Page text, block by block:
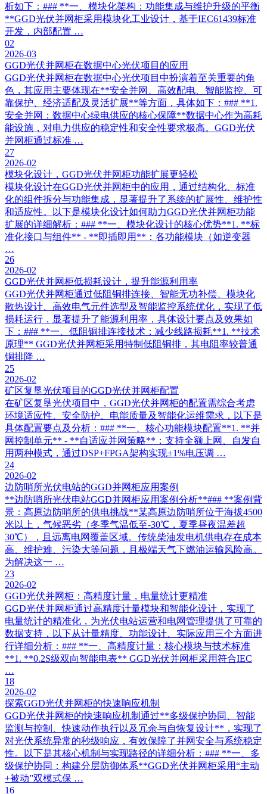
析如下：### **一、模块化架构：功能集成与维护升级的平衡
**GGD光伏并网柜采用模块化工业设计，基于IEC61439标准
开发，内部配置 …
02
2026-03
GGD光伏并网柜在数据中心光伏项目的应用
GGD光伏并网柜在数据中心光伏项目中扮演着至关重要的角
色，其应用主要体现在**安全并网、高效配电、智能监控、可
靠保护、经济适配及灵活扩展**等方面，具体如下：### **1.
安全并网：数据中心绿电供应的核心保障**数据中心作为高耗
能设施，对电力供应的稳定性和安全性要求极高。GGD光伏
并网柜通过标准 …
27
2026-02
模块化设计，GGD光伏并网柜功能扩展更轻松
模块化设计在GGD光伏并网柜中的应用，通过结构化、标准
化的组件拆分与功能集成，显著提升了系统的扩展性、维护性
和适应性。以下是模块化设计如何助力GGD光伏并网柜功能
扩展的详细解析：### **一、模块化设计的核心优势**1. **标
准化接口与组件** - **即插即用**：各功能模块（如逆变器
…
26
2026-02
GGD光伏并网柜低损耗设计，提升能源利用率
GGD光伏并网柜通过低阻铜排连接、智能无功补偿、模块化
散热设计、高效电气元件选型及智能监控系统优化，实现了低
损耗运行，显著提升了能源利用率，具体设计要点及效果如
下：### **一、低阻铜排连接技术：减少线路损耗**1. **技术
原理** GGD光伏并网柜采用特制低阻铜排，其电阻率较普通
铜排降 …
25
2026-02
矿区复垦光伏项目的GGD光伏并网柜配置
在矿区复垦光伏项目中，GGD光伏并网柜的配置需综合考虑
环境适应性、安全防护、电能质量及智能化运维需求，以下是
具体配置要点及分析：### **一、核心功能模块配置**1. **并
网控制单元** - **自适应并网策略**：支持全额上网、自发自
用两种模式，通过DSP+FPGA架构实现±1%电压调 …
24
2026-02
边防哨所光伏电站的GGD并网柜应用案例
**边防哨所光伏电站GGD并网柜应用案例分析**### **案例背
景：高原边防哨所的供电挑战**某高原边防哨所位于海拔4500
米以上，气候恶劣（冬季气温低至-30℃，夏季昼夜温差超
30℃），且远离电网覆盖区域。传统柴油发电机供电存在成本
高、维护难、污染大等问题，且极端天气下燃油运输风险高。
为解决这一 …
23
2026-02
GGD光伏并网柜：高精度计量，电量统计更精准
GGD光伏并网柜通过高精度计量模块和智能化设计，实现了
电量统计的精准化，为光伏电站运营和电网管理提供了可靠的
数据支持，以下从计量精度、功能设计、实际应用三个方面进
行详细分析：### **一、高精度计量：核心模块与技术标准
**1. **0.2S级双向智能电表** GGD光伏并网柜采用符合IEC
…
18
2026-02
探索GGD光伏并网柜的快速响应机制
GGD光伏并网柜的快速响应机制通过**多级保护协同、智能
监测与控制、快速动作执行以及冗余与自恢复设计**，实现了
对光伏系统异常的秒级响应，有效保障了并网安全与系统稳定
性。以下是其核心机制与实现路径的详细分析：### **一、多
级保护协同：构建分层防御体系**GGD光伏并网柜采用“主动
+被动”双模式保 …
16